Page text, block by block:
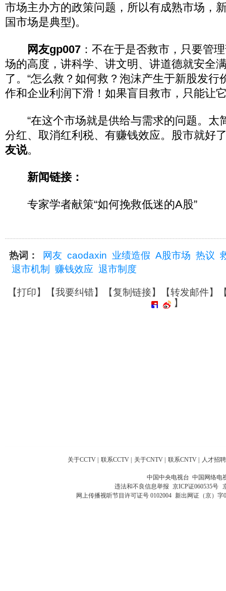
市场主办方的政策问题，所以有成熟市场，
国市场是典型)。
网友gp007 ：不在于是否救市，只要管
场的高度，讲科学、讲文明、讲道德就安全
了。“怎么救？如何救？泡沫产生于新股发行
作和企业利润下滑！如果盲目救市，只能让
“在这个市场就是供给与需求的问题。太
分红、取消红利税、有赚钱效应。股市就好
友说。
新闻链接：
专家学者献策“如何挽救低迷的A股”
热词： 网友 caodaxin 业绩造假 A股市场 热议
退市机制
赚钱效应 退市制度
【打印】【我要纠错】【复制链接】【转发邮件】
】
关于CCTV 联系CCTV 关于CNTV 联系CNTV 人才招聘
中国中央电视台 中国网络电
违法和不良信息举报 京ICP证060535号
网上传播视听节目许可证号 0102004 新出网证（京）